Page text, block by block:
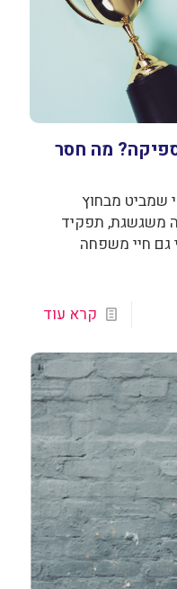
מה חסר
שמביט מבחוץ
משגשגת, תפקיד
גם חיי משפחה
קרא עוד